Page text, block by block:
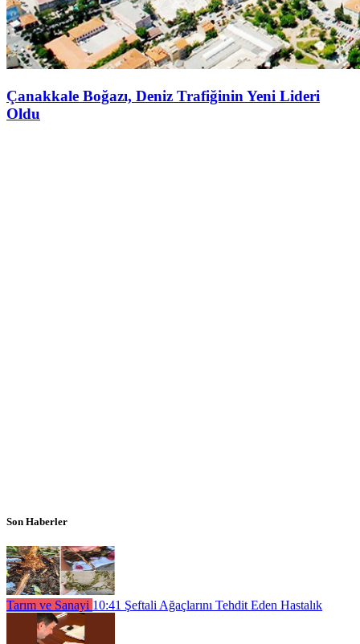
Çanakkale Boğazı, Deniz Trafiğinin Yeni Lideri
Oldu
Son Haberler
Tarım ve Sanayi 10:41 Şeftali Ağaçlarını Tehdit Eden Hastalık